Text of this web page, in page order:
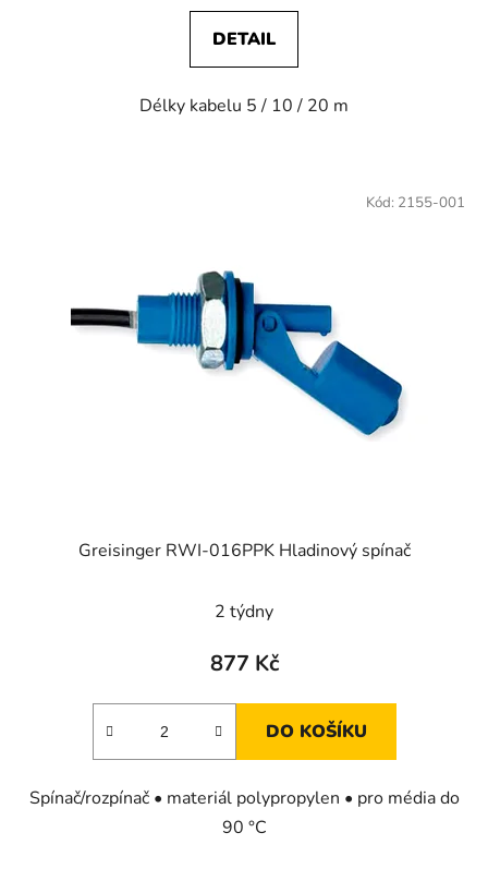
DETAIL
Délky kabelu 5 / 10 / 20 m
Greisinger RWI-016PPK Hladinový spínač
2 týdny
877 Kč
DO KOŠÍKU
Spínač/rozpínač • materiál polypropylen • pro média do
90 °C
Kód: 2155-001